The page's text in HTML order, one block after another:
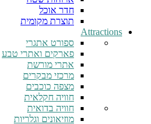
חדר אוכל
תוצרת מקומית
Attractions
ספורט אתגרי
פארקים ואתרי טבע
אתרי מורשת
מרכזי מבקרים
מצפה כוכבים
חוויה חקלאית
חוויה בדואית
מוזיאונים וגלריות